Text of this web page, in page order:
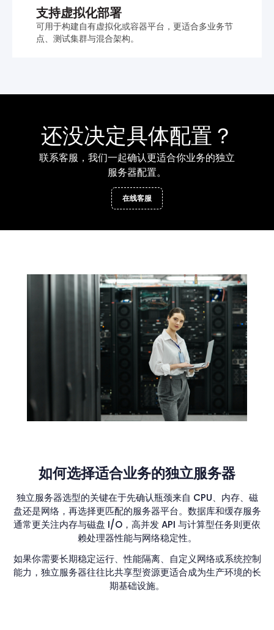
支持虚拟化部署
可用于构建自有虚拟化或容器平台，更适合多业务节
点、测试集群与混合架构。
还没决定具体配置？
联系客服，我们一起确认更适合你业务的独立
服务器配置。
在线客服
如何选择适合业务的独立服务器
独立服务器选型的关键在于先确认瓶颈来自 CPU、内存、磁
盘还是网络，再选择更匹配的服务器平台。数据库和缓存服务
通常更关注内存与磁盘 I/O，高并发 API 与计算型任务则更依
赖处理器性能与网络稳定性。
如果你需要长期稳定运行、性能隔离、自定义网络或系统控制
能力，独立服务器往往比共享型资源更适合成为生产环境的长
期基础设施。